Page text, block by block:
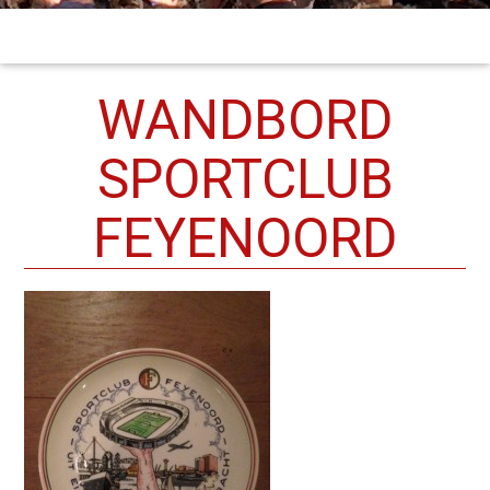
WANDBORD
SPORTCLUB
FEYENOORD